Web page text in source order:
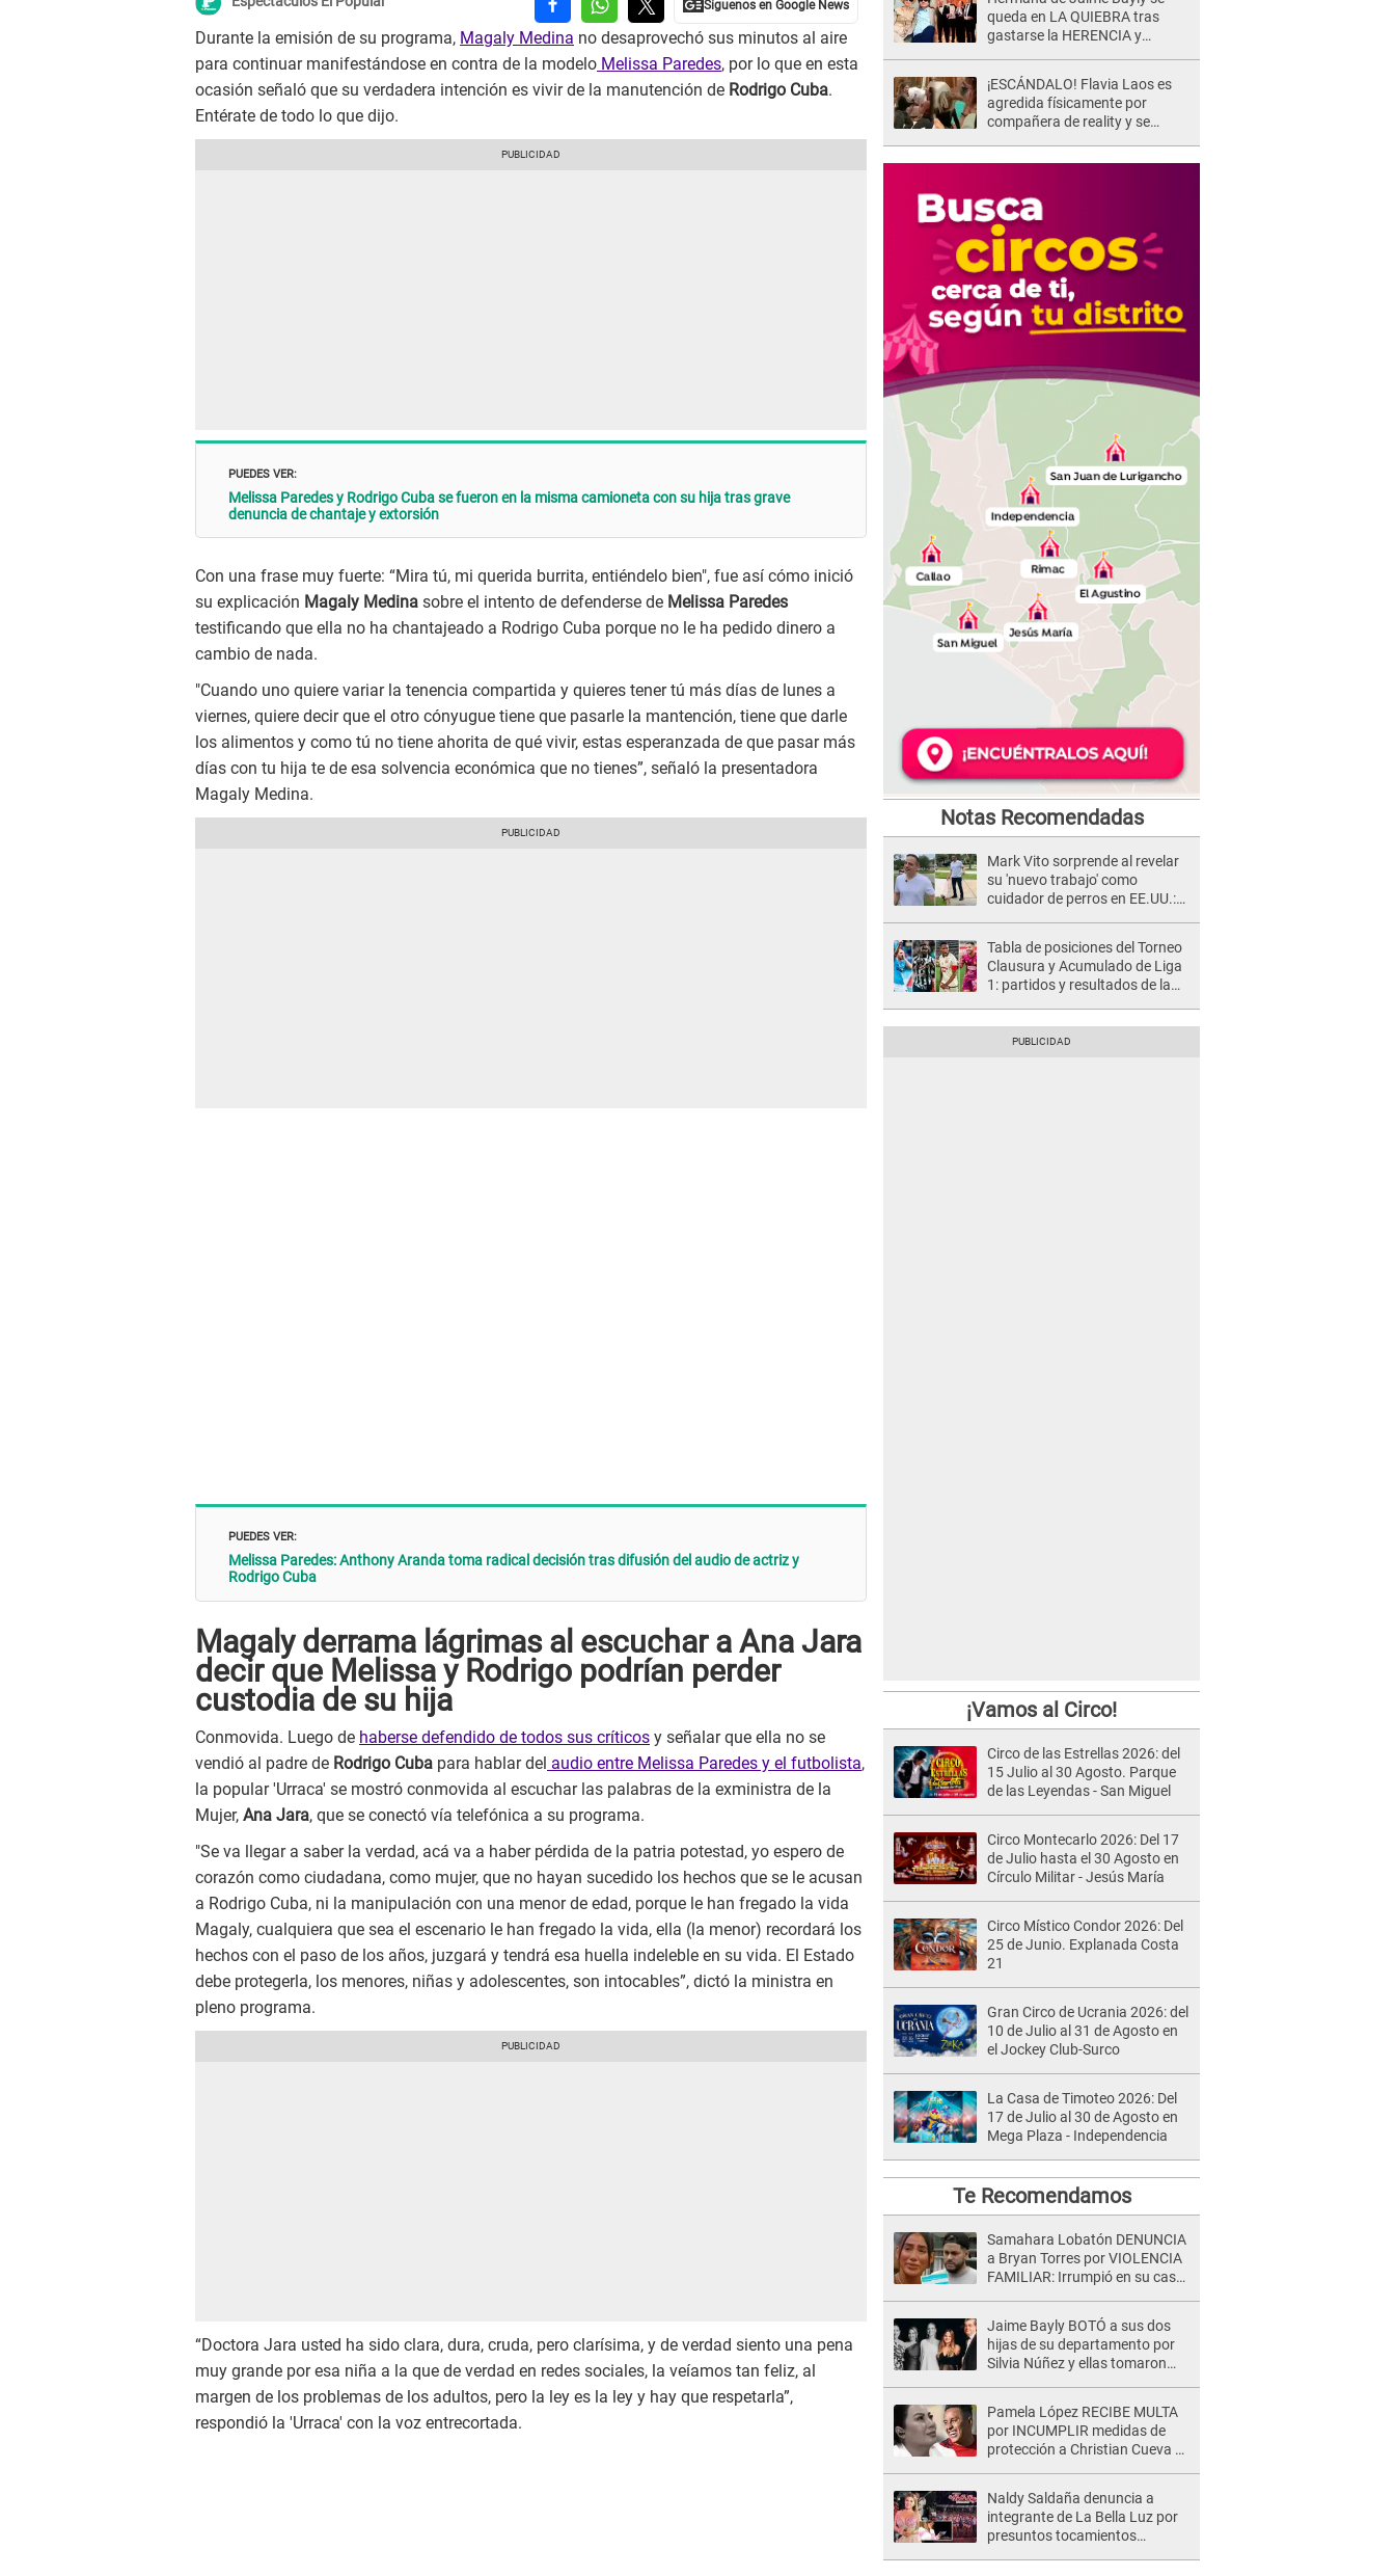
Durante la emisión de su programa, Magaly Medina no desaprovechó sus minutos al aire
para continuar manifestándose en contra de la modelo Melissa Paredes, por lo que en esta
ocasión señaló que su verdadera intención es vivir de la manutención de Rodrigo Cuba.
Entérate de todo lo que dijo.
PUEDES VER:
Melissa Paredes y Rodrigo Cuba se fueron en la misma camioneta con su hija tras grave
denuncia de chantaje y extorsión
Con una frase muy fuerte: “Mira tú, mi querida burrita, entiéndelo bien", fue así cómo inició
su explicación Magaly Medina sobre el intento de defenderse de Melissa Paredes
testificando que ella no ha chantajeado a Rodrigo Cuba porque no le ha pedido dinero a
cambio de nada.
"Cuando uno quiere variar la tenencia compartida y quieres tener tú más días de lunes a
viernes, quiere decir que el otro cónyugue tiene que pasarle la mantención, tiene que darle
los alimentos y como tú no tiene ahorita de qué vivir, estas esperanzada de que pasar más
días con tu hija te de esa solvencia económica que no tienes”, señaló la presentadora
Magaly Medina.
PUEDES VER:
Melissa Paredes: Anthony Aranda toma radical decisión tras difusión del audio de actriz y
Rodrigo Cuba
Magaly derrama lágrimas al escuchar a Ana Jara
decir que Melissa y Rodrigo podrían perder
custodia de su hija
Conmovida. Luego de haberse defendido de todos sus críticos y señalar que ella no se
vendió al padre de Rodrigo Cuba para hablar del audio entre Melissa Paredes y el futbolista,
la popular 'Urraca' se mostró conmovida al escuchar las palabras de la exministra de la
Mujer, Ana Jara, que se conectó vía telefónica a su programa.
"Se va llegar a saber la verdad, acá va a haber pérdida de la patria potestad, yo espero de
corazón como ciudadana, como mujer, que no hayan sucedido los hechos que se le acusan
a Rodrigo Cuba, ni la manipulación con una menor de edad, porque le han fregado la vida
Magaly, cualquiera que sea el escenario le han fregado la vida, ella (la menor) recordará los
hechos con el paso de los años, juzgará y tendrá esa huella indeleble en su vida. El Estado
debe protegerla, los menores, niñas y adolescentes, son intocables”, dictó la ministra en
pleno programa.
“Doctora Jara usted ha sido clara, dura, cruda, pero clarísima, y de verdad siento una pena
muy grande por esa niña a la que de verdad en redes sociales, la veíamos tan feliz, al
margen de los problemas de los adultos, pero la ley es la ley y hay que respetarla”,
respondió la 'Urraca' con la voz entrecortada.
queda en LA QUIEBRA tras
gastarse la HERENCIA y
que darme más dinero"
¡ESCÁNDALO! Flavia Laos es
agredida físicamente por
compañera de reality y se
Notas Recomendadas
Mark Vito sorprende al revelar
su 'nuevo trabajo' como
cuidador de perros en EE.UU.:
Tabla de posiciones del Torneo
Clausura y Acumulado de Liga
1: partidos y resultados de la
¡Vamos al Circo!
Circo de las Estrellas 2026: del
15 Julio al 30 Agosto. Parque
de las Leyendas - San Miguel
Circo Montecarlo 2026: Del 17
de Julio hasta el 30 Agosto en
Círculo Militar - Jesús María
Circo Místico Condor 2026: Del
25 de Junio. Explanada Costa
21
Gran Circo de Ucrania 2026: del
10 de Julio al 31 de Agosto en
el Jockey Club-Surco
La Casa de Timoteo 2026: Del
17 de Julio al 30 de Agosto en
Mega Plaza - Independencia
Te Recomendamos
Samahara Lobatón DENUNCIA
a Bryan Torres por VIOLENCIA
FAMILIAR: Irrumpió en su casa
Jaime Bayly BOTÓ a sus dos
hijas de su departamento por
Silvia Núñez y ellas tomaron
Pamela López RECIBE MULTA
por INCUMPLIR medidas de
protección a Christian Cueva y
Naldy Saldaña denuncia a
integrante de La Bella Luz por
presuntos tocamientos